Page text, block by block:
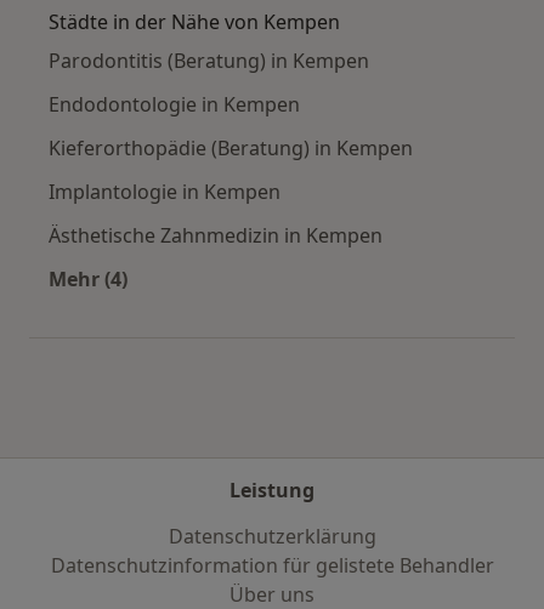
Städte in der Nähe von Kempen
Parodontitis (Beratung) in Kempen
Endodontologie in Kempen
Kieferorthopädie (Beratung) in Kempen
Implantologie in Kempen
Ästhetische Zahnmedizin in Kempen
Mehr (4)
Leistung
Datenschutzerklärung
Datenschutzinformation für gelistete Behandler
Über uns